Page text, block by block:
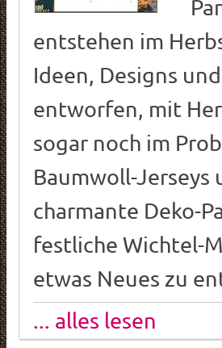
entstehen im
Ideen, Designs
entworfen, mit
sogar noch im
Baumwoll-Jerseys
charmante Deko-
festliche Wichtel-
etwas Neues zu
... alles lesen